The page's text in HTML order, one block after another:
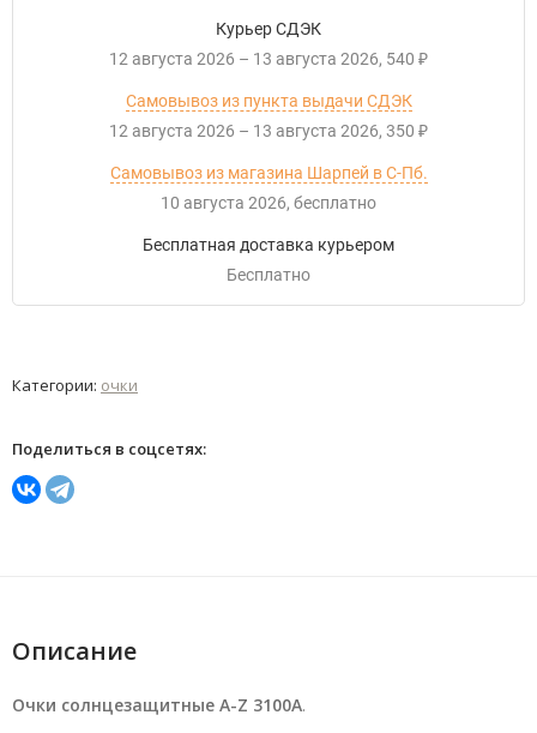
Курьер СДЭК
12 августа 2026 – 13 августа 2026 540 ₽
Самовывоз из пункта выдачи СДЭК
12 августа 2026 – 13 августа 2026 350 ₽
Самовывоз из магазина Шарпей в С-Пб.
10 августа 2026
Бесплатно
Бесплатная доставка курьером
Бесплатно
Категории: очки
Поделиться в соцсетях:
Описание
Очки солнцезащитные A-Z 3100A.